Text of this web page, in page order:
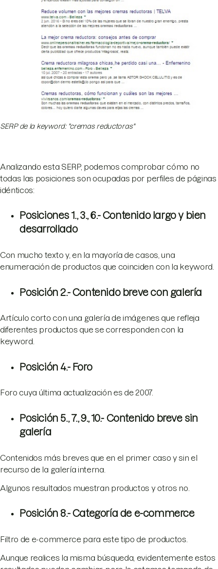
SERP de la keyword: "cremas reductoras"
Analizando esta SERP, podemos comprobar cómo no
todas las posiciones son ocupadas por perfiles de páginas
idénticos:
Posiciones 1., 3., 6.- Contenido largo y bien
desarrollado
Con mucho texto y, en la mayoría de casos, una
enumeración de productos que coinciden con la keyword.
Posición 2.- Contenido breve con galería
Artículo corto con una galería de imágenes que refleja
diferentes productos que se corresponden con la
keyword.
Posición 4.- Foro
Foro cuya última actualización es de 2007.
Posición 5., 7., 9., 10.- Contenido breve sin
galería
Contenidos más breves que en el primer caso y sin el
recurso de la galería interna.
Algunos resultados muestran productos y otros no.
Posición 8.- Categoría de e-commerce
Filtro de e-commerce para este tipo de productos.
Aunque realices la misma búsqueda, evidentemente estos